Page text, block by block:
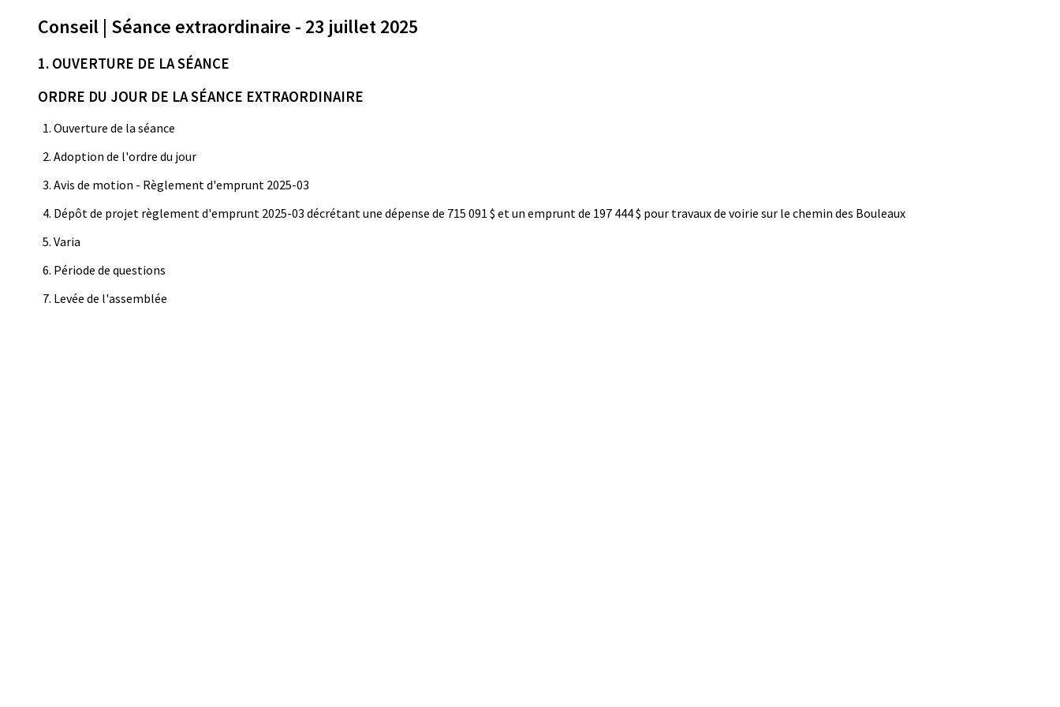
Conseil | Séance extraordinaire - 23 juillet 2025
1. OUVERTURE DE LA SÉANCE
ORDRE DU JOUR DE LA SÉANCE EXTRAORDINAIRE
1. Ouverture de la séance
2. Adoption de l'ordre du jour
3. Avis de motion - Règlement d'emprunt 2025-03
4. Dépôt de projet règlement d'emprunt 2025-03 décrétant une dépense de 715 091 $ et un emprunt de 197 444 $ pour travaux de voirie sur le chemin des Bouleaux
5. Varia
6. Période de questions
7. Levée de l'assemblée